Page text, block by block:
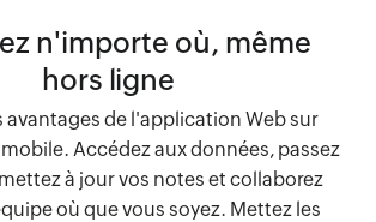
n'importe où, même
hors ligne
avantages de l'application Web sur
Accédez aux données, passez
à jour vos notes et collaborez
où que vous soyez. Mettez les